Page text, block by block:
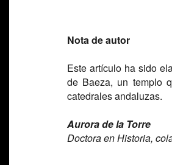
Nota de autor
Este artículo ha sido
de Baeza, un templo
catedrales andaluzas.
Aurora de la Torre
Doctora en Historia,